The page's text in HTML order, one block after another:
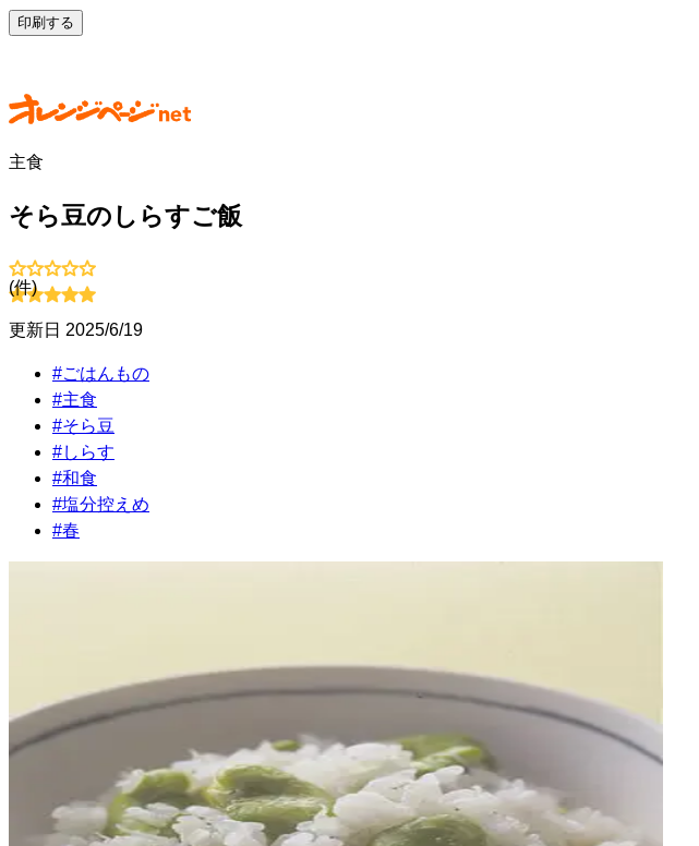
印刷する
主食
そら豆のしらすご飯
(件)
更新日 2025/6/19
#ごはんもの
#主食
#そら豆
#しらす
#和食
#塩分控えめ
#春